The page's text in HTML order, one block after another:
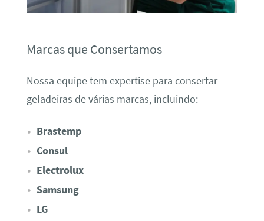
Marcas que Consertamos
Nossa equipe tem expertise para consertar
geladeiras de várias marcas, incluindo:
Brastemp
Consul
Electrolux
Samsung
LG